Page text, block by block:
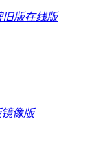
旧版在线版
像版